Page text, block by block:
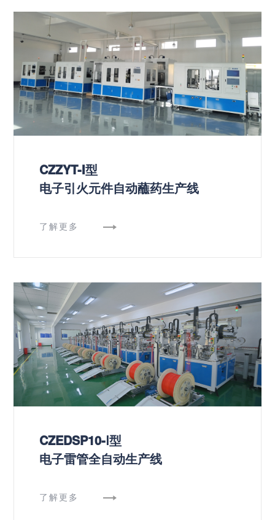
CZZYT-I型
电子引火元件自动蘸药生产线
了解更多
CZEDSP10-Ⅰ型
电子雷管全自动生产线
了解更多